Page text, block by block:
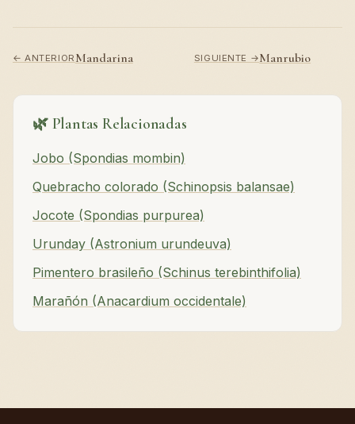
← ANTERIOR Mandarina SIGUIENTE →Manrubio
🌿 Plantas Relacionadas
Jobo (Spondias mombin)
Quebracho colorado (Schinopsis balansae)
Jocote (Spondias purpurea)
Urunday (Astronium urundeuva)
Pimentero brasileño (Schinus terebinthifolia)
Marañón (Anacardium occidentale)